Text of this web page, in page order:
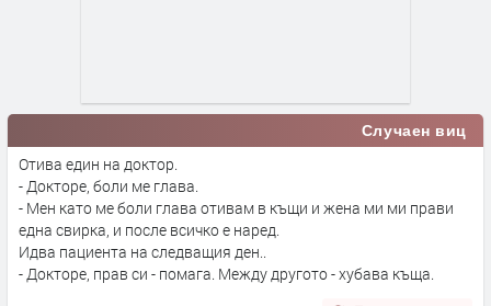
Случаен виц
Отива един на доктор.
- Докторе, боли ме глава.
- Мен като ме боли глава отивам в къщи и жена ми ми прави
една свирка, и после всичко е наред.
Идва пациента на следващия ден..
- Докторе, прав си - помага. Между другото - хубава къща.